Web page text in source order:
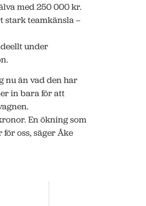
med 250 000 kr.
stark teamkänsla –
under
nu än vad den har
in bara för att
En ökning som
oss, säger Åke